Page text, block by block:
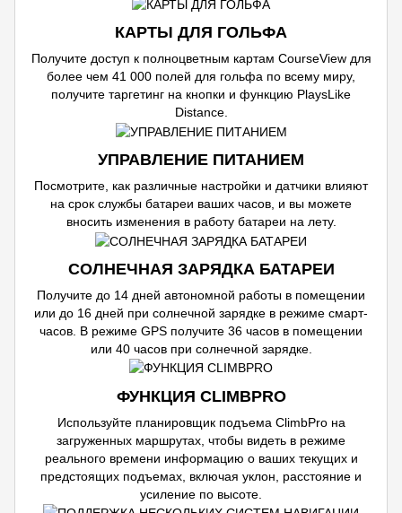
КАРТЫ ДЛЯ ГОЛЬФА
Получите доступ к полноцветным картам CourseView для
более чем 41 000 полей для гольфа по всему миру,
получите таргетинг на кнопки и функцию PlaysLike
Distance.
УПРАВЛЕНИЕ ПИТАНИЕМ
Посмотрите, как различные настройки и датчики влияют
на срок службы батареи ваших часов, и вы можете
вносить изменения в работу батареи на лету.
СОЛНЕЧНАЯ ЗАРЯДКА БАТАРЕИ
Получите до 14 дней автономной работы в помещении
или до 16 дней при солнечной зарядке в режиме смарт-
часов. В режиме GPS получите 36 часов в помещении
или 40 часов при солнечной зарядке.
ФУНКЦИЯ CLIMBPRO
Используйте планировщик подъема ClimbPro на
загруженных маршрутах, чтобы видеть в режиме
реального времени информацию о ваших текущих и
предстоящих подъемах, включая уклон, расстояние и
усиление по высоте.